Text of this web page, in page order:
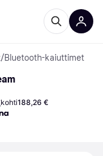
/Bluetooth-kaiuttimet
kohti188,26 €